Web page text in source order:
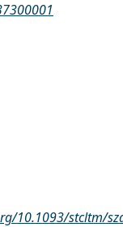
10.1093/stcltm/